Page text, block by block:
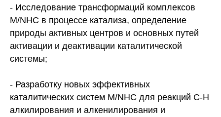
- Исследование трансформаций комплексов
M/NHC в процессе катализа, определение
природы активных центров и основных путей
активации и деактивации каталитической
системы;
- Разработку новых эффективных
каталитических систем M/NHC для реакций С-Н
алкилирования и алкенилирования и